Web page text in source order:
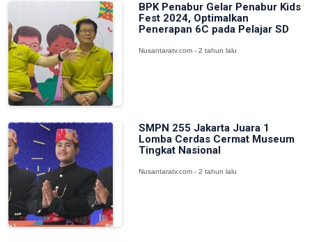
BPK Penabur Gelar Penabur Kids
Fest 2024, Optimalkan
Penerapan 6C pada Pelajar SD
Nusantaratv.com - 2 tahun lalu
SMPN 255 Jakarta Juara 1
Lomba Cerdas Cermat Museum
Tingkat Nasional
Nusantaratv.com - 2 tahun lalu